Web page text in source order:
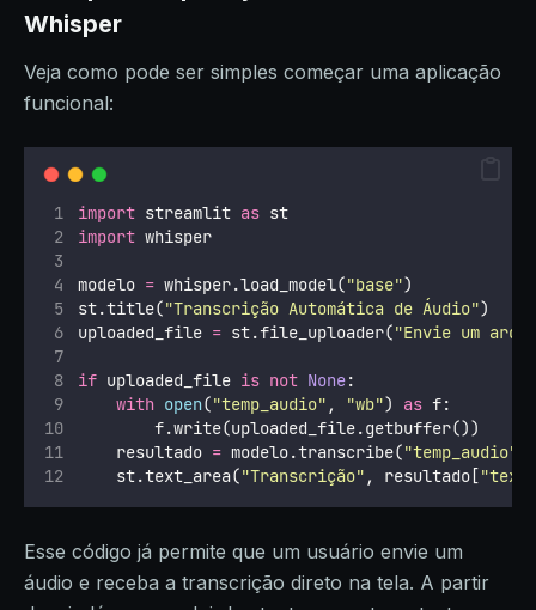
Whisper
Veja como pode ser simples começar uma aplicação
funcional:
import streamlit as st
import whisper
modelo = whisper.load_model("base")
st.title("Transcrição Automática de Áudio")
uploaded_file = st.file_uploader("Envie um
if uploaded_file is not None:
with open("temp_audio" , "wb") as f:
        f.write(uploaded_file.getbuffer())
    resultado
= modelo.transcribe("temp_audio"
    st.text_area(
"Transcrição" , resultado["text
Esse código já permite que um usuário envie um
áudio e receba a transcrição direto na tela. A partir